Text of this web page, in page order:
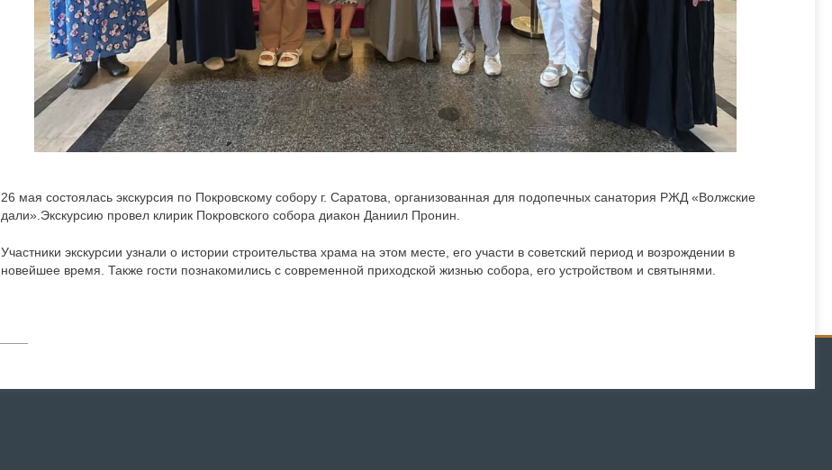
26 мая состоялась экскурсия по Покровскому собору г. Саратова, организованная для подопечных санатория РЖД «Волжские
дали».Экскурсию провел клирик Покровского собора диакон Даниил Пронин.
Участники экскурсии узнали о истории строительства храма на этом месте, его участи в советский период и возрождении в
новейшее время. Также гости познакомились с современной приходской жизнью собора, его устройством и святынями.